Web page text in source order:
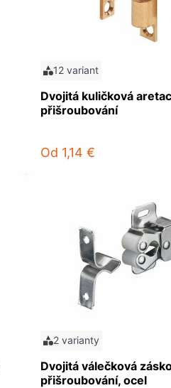
12 variant
Dvojitá kuličková
přišroubování
Od 1,14 €
2 varianty
Dvojitá válečková
přišroubování, ocel